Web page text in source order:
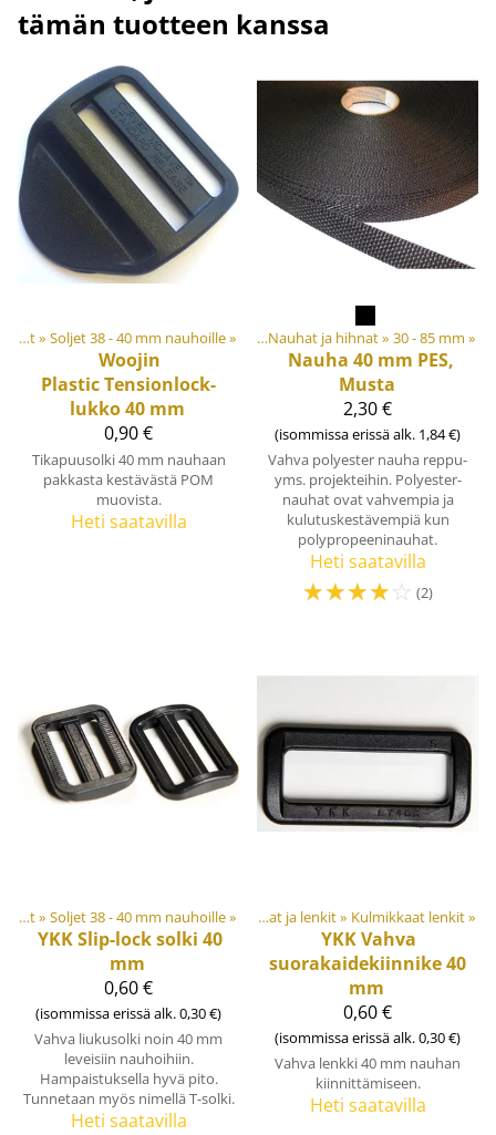
tämän tuotteen kanssa
Soljet ja säätösoljet‪» Soljet 38 - 40 mm nauhoille‪»
Woojin
PlasticTensionlock-
lukko 40 mm
0,90 €
Tikapuusolki 40 mm nauhaan
pakkasta kestävästä POM
muovista.
Heti saatavilla
ja tarvikkeet ‪»Nauhat ja kanttinauhat ‪» Nauhat ja hihnat‪» 30 - 85 mm ‪»
Nauha 40 mm PES,
Musta
2,30 €
(isommissa erissä alk. 1,84 €)
Vahva polyester nauha reppu-
yms. projekteihin. Polyester-
nauhat ovat vahvempia ja
kulutuskestävempiä kun
polypropeeninauhat.
Heti saatavilla
☆☆☆☆☆ (2)
Soljet ja säätösoljet‪» Soljet 38 - 40 mm nauhoille‪»
YKK Slip-lock solki 40
mm
0,60 €
(isommissa erissä alk. 0,30 €)
Vahva liukusolki noin 40 mm
leveisiin nauhoihiin.
Hampaistuksella hyvä pito.
Tunnetaan myös nimellä T-solki.
Heti saatavilla
‪»Muovi- ja metalliosat‪» Renkaat ja lenkit‪» Kulmikkaat lenkit‪»
YKKVahva
suorakaidekiinnike 40
mm
0,60 €
(isommissa erissä alk. 0,30 €)
Vahva lenkki 40 mm nauhan
kiinnittämiseen.
Heti saatavilla